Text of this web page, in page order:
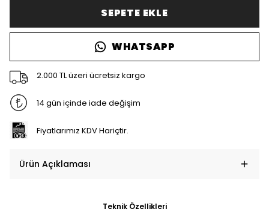
SEPETE EKLE
WHATSAPP
2.000 TL üzeri ücretsiz kargo
14 gün içinde iade değişim
Fiyatlarımız KDV Hariçtir.
Ürün Açıklaması
Teknik Özellikleri